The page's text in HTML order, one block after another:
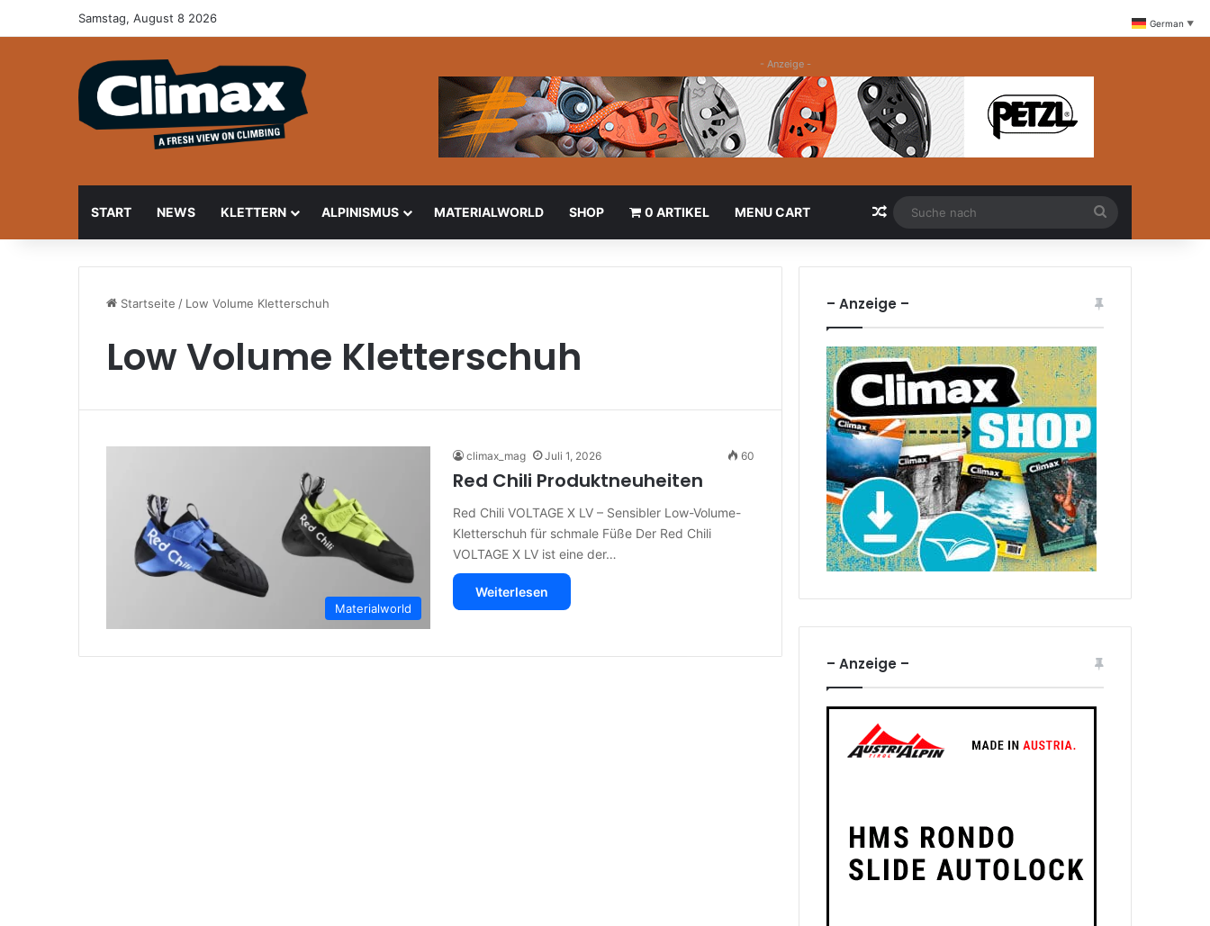
Samstag, August 8 2026
- Anzeige -
START NEWS KLETTERN ALPINISMUS MATERIALWORLD SHOP 0 ARTIKEL MENU CART Zufällige Artikel
nach
Startseite / Low Volume Kletterschuh
Low Volume Kletterschuh
Materialworld
climax_mag Juli 1, 2026 60
Red Chili Produktneuheiten
Red Chili VOLTAGE X LV – Sensibler Low-Volume-
Kletterschuh für schmale Füße Der Red Chili
VOLTAGE X LV ist eine der…
Weiterlesen
– Anzeige –
– Anzeige –
German ▼